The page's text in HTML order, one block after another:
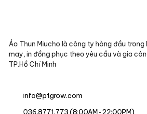
Áo Thun Miucho là công ty hàng đầu
may, in đồng phục theo yêu cầu và gia
TP.Hồ Chí Minh
info@ptgrow.com
036.8771.773 (8:00AM-22:00PM)